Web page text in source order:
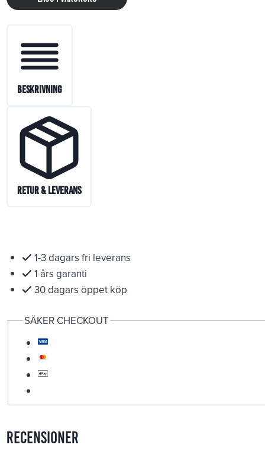
Beskrivning
Retur & Leverans
1-3 dagars fri leverans
1 års garanti
30 dagars öppet köp
SÄKER CHECKOUT
Recensioner